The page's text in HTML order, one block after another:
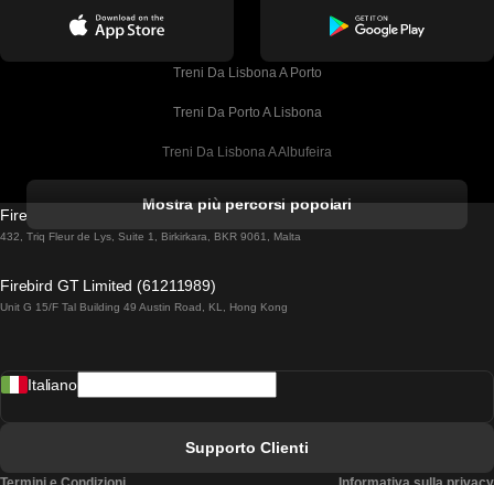
Treni Da Lisbona A Porto
Treni Da Porto A Lisbona
Treni Da Lisbona A Albufeira
Treni Da Lisbona A Lagos
Treni Da Lisbona A Madrid
Mostra più percorsi popolari
Firebird GT Limited (OC 1451)
432, Triq Fleur de Lys, Suite 1, Birkirkara, BKR 9061, Malta
Firebird GT Limited (61211989)
Unit G 15/F Tal Building 49 Austin Road, KL, Hong Kong
Italiano
Supporto Clienti